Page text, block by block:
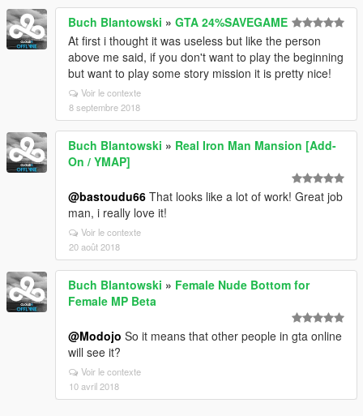
Buch Blantowski » GTA 24%SAVEGAME
At first i thought it was useless but like the person
above me said, if you don't want to play the beginning
but want to play some story mission it is pretty nice!
Voir le contexte
8 septembre 2018
Buch Blantowski » Real Iron Man Mansion [Add-
On / YMAP]
@bastoudu66 That looks like a lot of work! Great job
man, i really love it!
Voir le contexte
20 août 2018
Buch Blantowski » Female Nude Bottom for
Female MP Beta
@Modojo So it means that other people in gta online
will see it?
Voir le contexte
10 avril 2018